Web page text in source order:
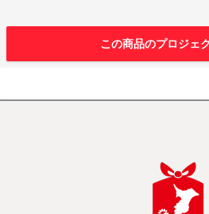
この商品のプロジェ